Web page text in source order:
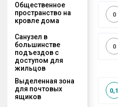
Общественное
пространство на
кровле дома
0
Санузел в
большинстве
подъездов с
доступом для
жильцов
0
Выделенная зона
для почтовых
ящиков
0,1